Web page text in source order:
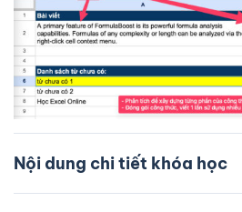
Nội dung chi tiết khóa học